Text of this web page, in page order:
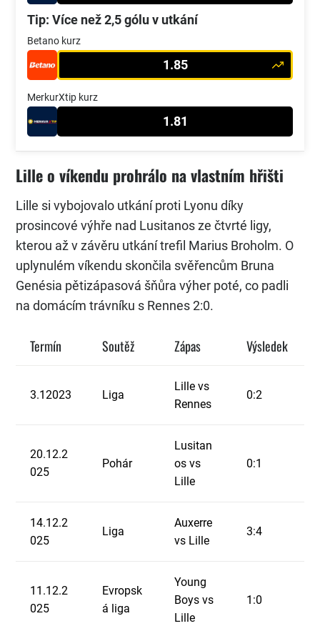
Tip: Více než 2,5 gólu v utkání
Betano kurz
1.85
MerkurXtip kurz
1.81
Lille o víkendu prohrálo na vlastním hřišti
Lille si vybojovalo utkání proti Lyonu díky
prosincové výhře nad Lusitanos ze čtvrté ligy,
kterou až v závěru utkání trefil Marius Broholm. O
uplynulém víkendu skončila svěřencům Bruna
Genésia pětizápasová šňůra výher poté, co padli
na domácím trávníku s Rennes 2:0.
Termín Soutěž Zápas Výsledek
3.12023 Liga
Lille vs
Rennes
0:2
20.12.2
025
Pohár
Lusitan
os vs
Lille
0:1
14.12.2
025
Liga
Auxerre
vs Lille
3:4
11.12.2
025
Evropsk
á liga
Young
Boys vs
Lille
1:0